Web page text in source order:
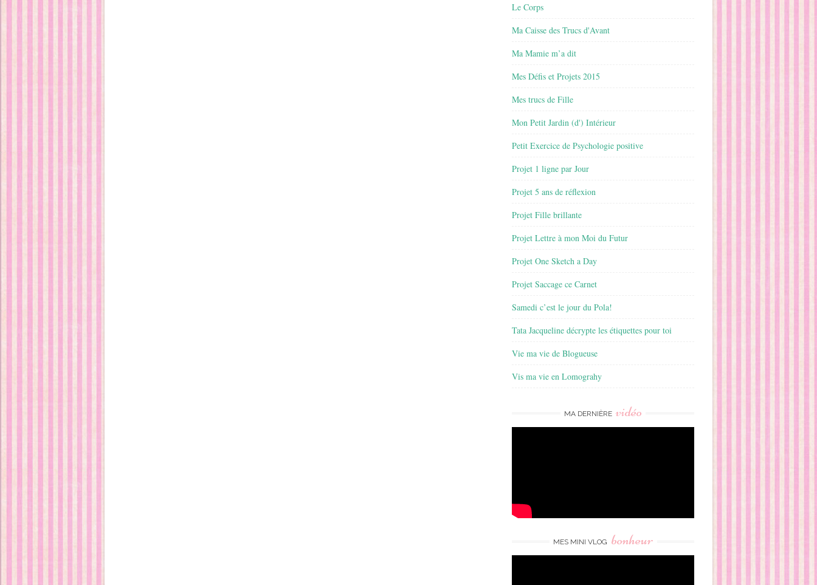
Le Corps
Ma Caisse des Trucs d'Avant
Ma Mamie m’a dit
Mes Défis et Projets 2015
Mes trucs de Fille
Mon Petit Jardin (d') Intérieur
Petit Exercice de Psychologie positive
Projet 1 ligne par Jour
Projet 5 ans de réflexion
Projet Fille brillante
Projet Lettre à mon Moi du Futur
Projet One Sketch a Day
Projet Saccage ce Carnet
Samedi c’est le jour du Pola!
Tata Jacqueline décrypte les étiquettes pour toi
Vie ma vie de Blogueuse
Vis ma vie en Lomograhy
MA DERNIÈRE vidéo
MES MINI VLOG bonheur